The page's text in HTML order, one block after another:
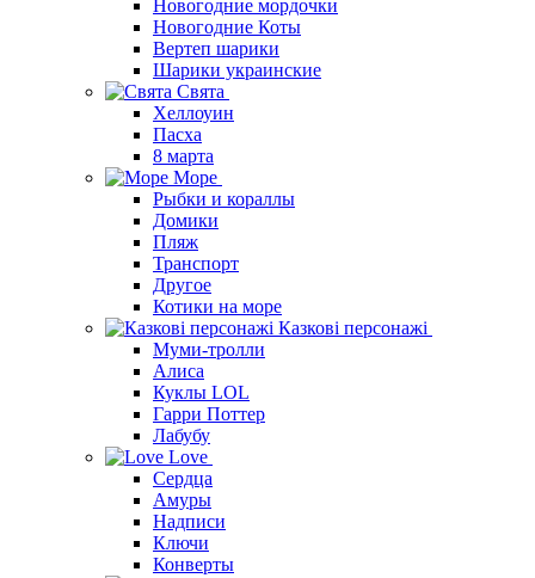
Новогодние мордочки
Новогодние Коты
Вертеп шарики
Шарики украинские
Свята
Хеллоуин
Пасха
8 марта
Море
Рыбки и кораллы
Домики
Пляж
Транспорт
Другое
Котики на море
Казкові персонажі
Муми-тролли
Алиса
Куклы LOL
Гарри Поттер
Лабубу
Love
Сердца
Амуры
Надписи
Ключи
Конверты